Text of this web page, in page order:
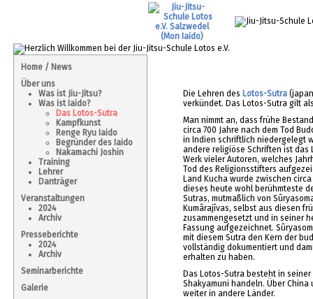
Home / News
Über uns
Was ist Jiu-Jitsu?
Was ist Iaido?
Das Lotos-Sutra
Kampfkunst
Renge Ryu Iaido
Begründer des Iaido
Nakamachi Joshin
Training
Lehrer
Danträger
Veranstaltungen
2024
Archiv
Presseberichte
2024
Archiv
Seminarberichte
Galerie
Die Lehren des Lotos-Sutra
verkündet. Das Lotos-Sutra gilt
Man nimmt an, dass frühe
circa 700 Jahre nach dem Tod
in Indien schriftlich niedergelegt
andere religiöse Schriften ist das
Werk vieler Autoren, welches
Tod des Religionsstifters
Land Kucha wurde zwischen
dieses heute wohl berühmteste
Sutras, mutmaßlich von
Kumârajîvas, selbst aus diesen
zusammengesetzt und in seiner
Fassung aufgezeichnet.
mit diesem Sutra den Kern der
vollständig dokumentiert und
erhalten zu haben.
Das Lotos-Sutra besteht in
Shakyamuni handeln. Über
weiter in andere Länder.